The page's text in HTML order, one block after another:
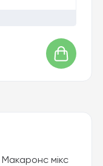
Макаронс мікс